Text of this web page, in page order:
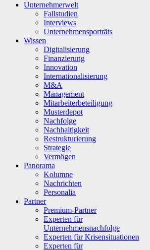
Unternehmerwelt
Fallstudien
Interviews
Unternehmensporträts
Wissen
Digitalisierung
Finanzierung
Innovation
Internationalisierung
M&A
Management
Mitarbeiterbeteiligung
Musterdepot
Nachfolge
Nachhaltigkeit
Restrukturierung
Strategie
Vermögen
Panorama
Kolumne
Nachrichten
Personalia
Partner
Premium-Partner
Experten für
Unternehmensnachfolge
Experten für Krisensituationen
Experten für